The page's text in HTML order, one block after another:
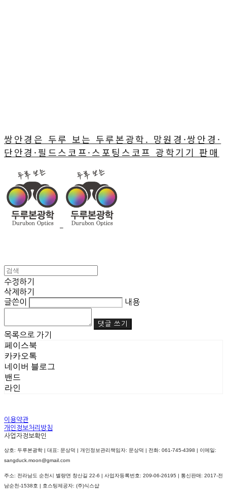
쌍안경은 두루 보는 두루본광학. 망원경·쌍안경·
단안경·필드스코프·스포팅스코프 광학기기 판매
수정하기
삭제하기
글쓴이
내용
댓글 쓰기
목록으로 가기
페이스북
카카오톡
네이버 블로그
밴드
라인
이용약관
개인정보처리방침
사업자정보확인
상호: 두루본광학 | 대표: 문상덕 | 개인정보관리책임자: 문상덕 | 전화: 061-745-4398 | 이메일:
sangduck.moon@gmail.com
주소: 전라남도 순천시 별량면 창산길 22-6 | 사업자등록번호: 209-06-26195 | 통신판매: 2017-전
남순천-1538호 | 호스팅제공자: (주)식스샵